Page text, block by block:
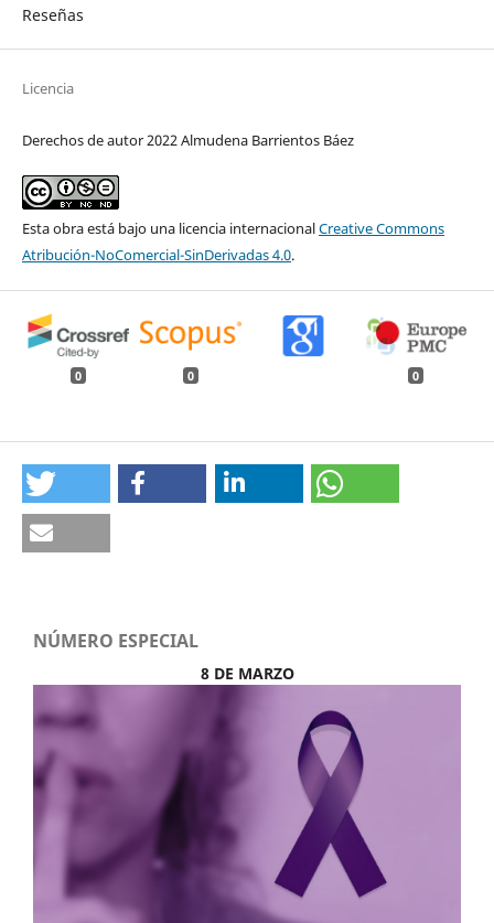
Reseñas
Licencia
Derechos de autor 2022 Almudena Barrientos Báez
Esta obra está bajo una licencia internacionalCreative Commons
Atribución-NoComercial-SinDerivadas 4.0.
0 0 0
NÚMERO ESPECIAL
8 DE MARZO